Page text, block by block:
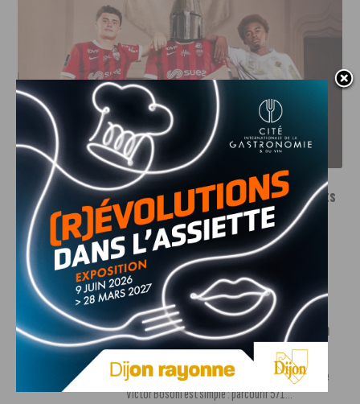
LE DFCO DÉVOILE SES NOUVEAUX MAILLOTS POUR LA
SAISON 2026-2027
INFOS,SPORT
Le DFCO dévoile ses nouveaux maillots
pour la saison 2026-2027
6 AOÛT, 2026
Le club dijonnais a présenté ses nouveaux maillots
pour son retour en Ligue 2....
INFOS,SPORT
Faire le tour de la Côte-d’Or à vélo en
trois jours : le défi de Victor Bosoni
5 AOÛT, 2026
Le challenge que s’apprête à relever l’ultra-cycliste
Victor Bosoni est simple : parcourir 571...